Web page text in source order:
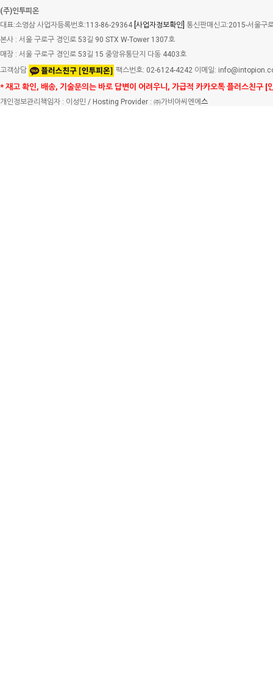
(주)인투피온
대표:소영삼 사업자등록번호:113-86-29364 [사업자정보확인] 통신판매신고:2015-서울구
본사 : 서울 구로구 경인로 53길 90 STX W-Tower 1307호
매장 : 서울 구로구 경인로 53길 15 중앙유통단지 다동 4403호
고객상담
팩스번호: 02-6124-4242 이메일:
* 재고 확인, 배송, 기술문의는 바로 답변이 어려우니, 가급적 카카오톡 플러스친구 [
개인정보관리책임자 : 이성민 / Hosting Provider : ㈜가비아씨엔에 스